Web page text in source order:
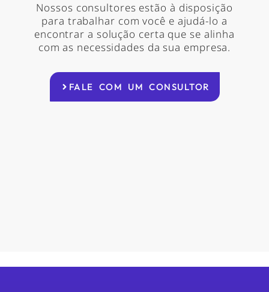
Nossos consultores estão à disposição
para trabalhar com você e ajudá-lo a
encontrar a solução certa que se alinha
com as necessidades da sua empresa.
FALE COM UM CONSULTOR